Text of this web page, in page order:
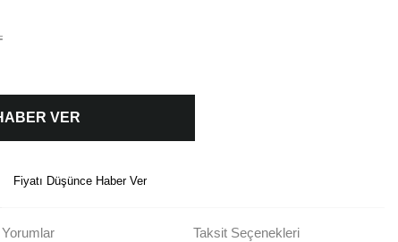
VER
Fiyatı Düşünce Haber Ver
Yorumlar Taksit Seçenekleri